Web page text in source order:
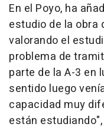
En el Poyo, ha
estudio de la obra
valorando el
problema de
parte de la A-3 en
sentido luego
capacidad muy
están